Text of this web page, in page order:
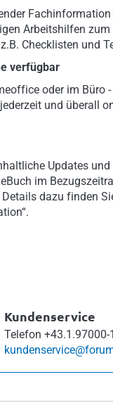
Arbeitshilfen zum
Checklisten und
verfügbar
oder im Büro -
und überall
Updates und
im
dazu finden
Kundenservice
Telefon +43.1.97000-